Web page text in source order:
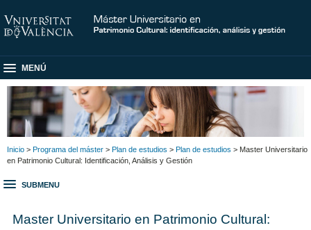
MENÚ
Inicio > Programa del máster > Plan de estudios > Plan de estudios > Master Universitario
en Patrimonio Cultural: Identificación, Análisis y Gestión
SUBMENU
Master Universitario en Patrimonio Cultural: